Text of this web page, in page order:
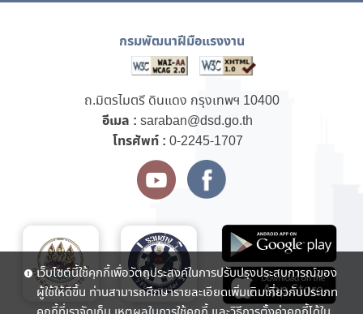
กรมพัฒนาฝีมือแรงงาน
ถ.มิตรไมตรี ดินแดง กรุงเทพฯ 10400
อีเมล : saraban@dsd.go.th
โทรศัพท์ : 0-2245-1707
เว็บไซต์นี้ใช้คุกกี้เพื่อวัตถุประสงค์ในการปรับปรุงประสบการณ์ของ
ผู้ใช้ให้ดีขึ้น ท่านสามารถศึกษารายละเอียดเพิ่มเติมเกี่ยวกับประเภท